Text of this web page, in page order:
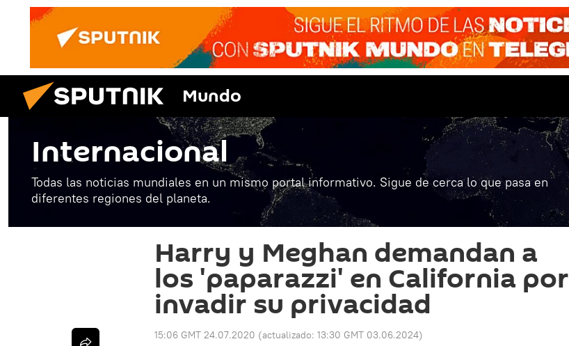
Mundo
Internacional
Todas las noticias mundiales en un mismo portal informativo. Sigue de cerca lo que pasa en
diferentes regiones del planeta.
Harry y Meghan demandan a
los 'paparazzi' en California por
invadir su privacidad
15:06 GMT 24.07.2020 (actualizado: 13:30 GMT 03.06.2024)